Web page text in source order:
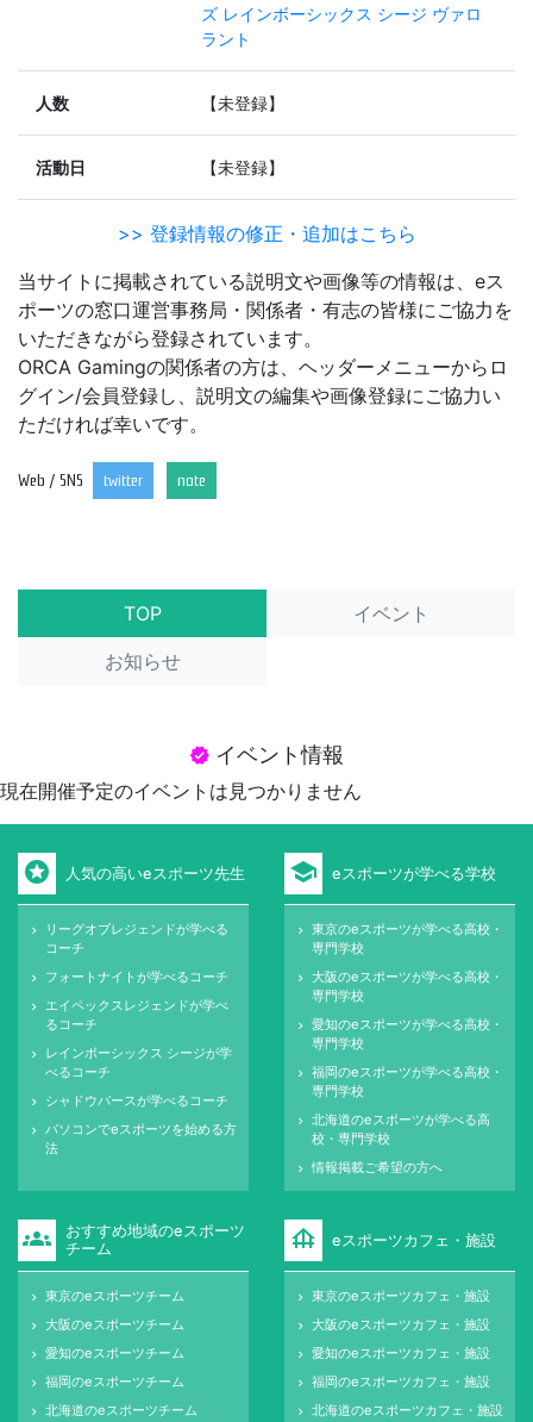
ズ レインボーシックス シージ ヴァロ
ラント
人数 【未登録】
活動日 【未登録】
>> 登録情報の修正・追加はこちら
当サイトに掲載されている説明文や画像等の情報は、eス
ポーツの窓口運営事務局・関係者・有志の皆様にご協力を
いただきながら登録されています。
ORCA Gamingの関係者の方は、ヘッダーメニューからロ
グイン/会員登録し、説明文の編集や画像登録にご協力い
ただければ幸いです。
Web / SNS twitter note
TOP
イベント
お知らせ
verified イベント情報
現在開催予定のイベントは見つかりません
stars 人気の高いeスポーツ先生
keyboard_arrow_right
リーグオブレジェンドが学べる
コーチ
keyboard_arrow_right フォートナイトが学べるコーチ
keyboard_arrow_right
エイペックスレジェンドが学べ
るコーチ
keyboard_arrow_right
レインボーシックス シージが学
べるコーチ
keyboard_arrow_right シャドウバースが学べるコーチ
keyboard_arrow_right
パソコンでeスポーツを始める方
法
school eスポーツが学べる学校
keyboard_arrow_right
東京のeスポーツが学べる高校・
専門学校
keyboard_arrow_right
大阪のeスポーツが学べる高校・
専門学校
keyboard_arrow_right
愛知のeスポーツが学べる高校・
専門学校
keyboard_arrow_right
福岡のeスポーツが学べる高校・
専門学校
keyboard_arrow_right
北海道のeスポーツが学べる高
校・専門学校
keyboard_arrow_right 情報掲載ご希望の方へ
groups
おすすめ地域のeスポーツ
チーム
keyboard_arrow_right 東京のeスポーツチーム
keyboard_arrow_right 大阪のeスポーツチーム
keyboard_arrow_right 愛知のeスポーツチーム
keyboard_arrow_right 福岡のeスポーツチーム
keyboard_arrow_right 北海道のeスポーツチーム
foundation eスポーツカフェ・施設
keyboard_arrow_right 東京のeスポーツカフェ・施設
keyboard_arrow_right 大阪のeスポーツカフェ・施設
keyboard_arrow_right 愛知のeスポーツカフェ・施設
keyboard_arrow_right 福岡のeスポーツカフェ・施設
keyboard_arrow_right 北海道のeスポーツカフェ・施設